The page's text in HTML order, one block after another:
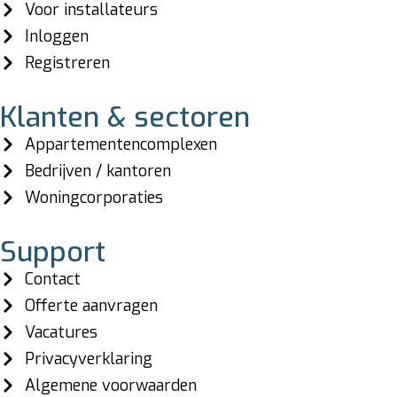
Voor installateurs
Inloggen
Registreren
Klanten & sectoren
Appartementencomplexen
Bedrijven / kantoren
Woningcorporaties
Support
Contact
Offerte aanvragen
Vacatures
Privacyverklaring
Algemene voorwaarden